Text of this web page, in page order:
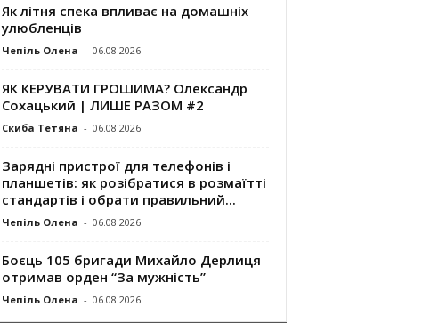
Як літня спека впливає на домашніх
улюбленців
Чепіль Олена - 06.08.2026
ЯК КЕРУВАТИ ГРОШИМА? Олександр
Сохацький | ЛИШЕ РАЗОМ #2
Скиба Тетяна - 06.08.2026
Зарядні пристрої для телефонів і
планшетів: як розібратися в розмаїтті
стандартів і обрати правильний...
Чепіль Олена - 06.08.2026
Боєць 105 бригади Михайло Дерлиця
отримав орден “За мужність”
Чепіль Олена - 06.08.2026